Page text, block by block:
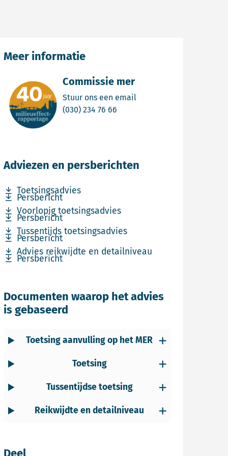
Commissie mer
Stuur ons een email
(030) 234 76 66
Meer informatie
Adviezen en persberichten
Toetsingsadvies
Download bestand Toetsingsadvies
Persbericht
Download bestand Persbericht
Voorlopig toetsingsadvies
Download bestand Voorlopig toetsingsadvies
Persbericht
Download bestand Persbericht
Tussentijds toetsingsadvies
Download bestand Tussentijds toetsingsadvies
Persbericht
Download bestand Persbericht
Advies reikwijdte en detailniveau
Download bestand Advies reikwijdte en detailniveau
Persbericht
Download bestand Persbericht
Documenten waarop het advies
is gebaseerd
Toetsing aanvulling op het MER
Toetsing
Tussentijdse toetsing
Reikwijdte en detailniveau
Deel